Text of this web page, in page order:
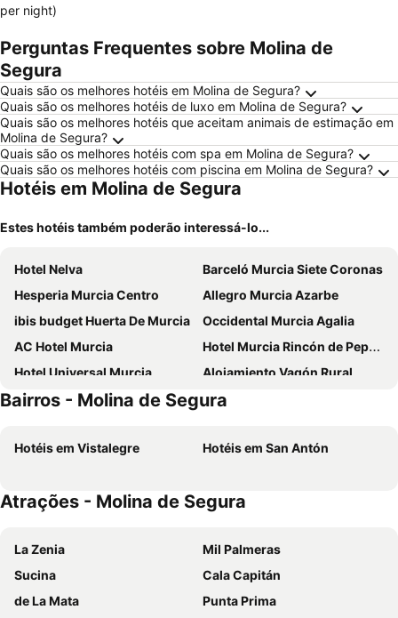
per night)
Perguntas Frequentes sobre Molina de
Segura
Quais são os melhores hotéis em Molina de Segura?
Quais são os melhores hotéis de luxo em Molina de Segura?
Quais são os melhores hotéis que aceitam animais de estimação em
Molina de Segura?
Quais são os melhores hotéis com spa em Molina de Segura?
Quais são os melhores hotéis com piscina em Molina de Segura?
Hotéis em Molina de Segura
Estes hotéis também poderão interessá-lo...
Hotel Nelva
Barceló Murcia Siete Coronas
Hesperia Murcia Centro
Allegro Murcia Azarbe
ibis budget Huerta De Murcia
Occidental Murcia Agalia
AC Hotel Murcia
Hotel Murcia Rincón de Pepe Affiliated by Meliá
Hotel Universal Murcia
Alojamiento Vagón Rural
Hotel El Churra
Sercotel JC1 Murcia
Hotel RH Murcia Centro
B&b Hotel Murcia
Catalonia Conde de Floridablanca
Hotel Cetina Murcia
ibis Murcia
Hotel Villasegura
Vicente Home
Hotel Hyltor
Torrecobijo
Hotel Balneario De Alceda
Bairros - Molina de Segura
Hotéis em Vistalegre Hotéis em San Antón
Atrações - Molina de Segura
La Zenia
Mil Palmeras
Sucina
Cala Capitán
de La Mata
Punta Prima